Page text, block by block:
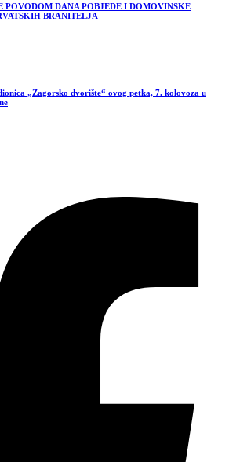
POVODOM DANA POBJEDE I DOMOVINSKE
BRANITELJA
„Zagorsko dvorište“ ovog petka, 7. kolovoza u